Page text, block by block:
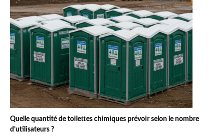
Quelle quantité de toilettes chimiques prévoir selon le nombre
d’utilisateurs ?